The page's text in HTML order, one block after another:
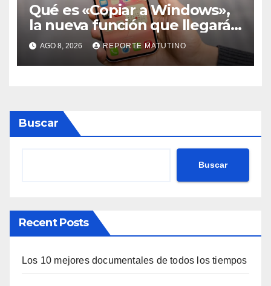
Qué es «Copiar a Windows»,
la nueva función que llegará
al iPhone solo para Europa
AGO 8, 2026 REPORTE MATUTINO
Buscar
Buscar
Recent Posts
Los 10 mejores documentales de todos los tiempos